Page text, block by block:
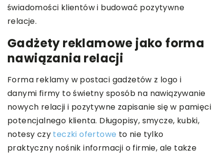
świadomości klientów i budować pozytywne
relacje.
Gadżety reklamowe jako forma
nawiązania relacji
Forma reklamy w postaci gadżetów z logo i
danymi firmy to świetny sposób na nawiązywanie
nowych relacji i pozytywne zapisanie się w pamięci
potencjalnego klienta. Długopisy, smycze, kubki,
notesy czy teczki ofertowe to nie tylko
praktyczny nośnik informacji o firmie, ale także